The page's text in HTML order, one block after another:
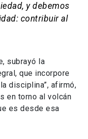
y debemos
contribuir al
subrayó la
que incorpore
disciplina”, afirmó,
en torno al volcán
es desde esa